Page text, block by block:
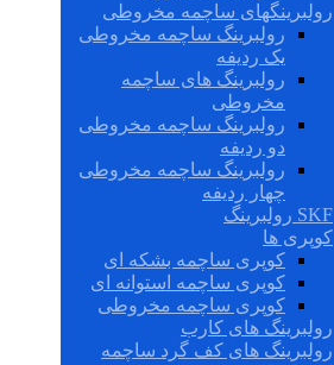
رولبرینگهای ساچمه مخروطی
رولبرینگ ساچمه مخروطی
یک ردیفه
رولبرینگ های ساچمه
مخروطی
رولبرینگ ساچمه مخروطی
دو ردیفه
رولبرینگ ساچمه مخروطی
چهار ردیفه
SKF رولبرینگ
کوپری ها
کوپری ساچمه بشکه ای
کوپری ساچمه استوانه ای
کوپری ساچمه مخروطی
رولبرینگ های کارب
رولبرینگ های کف گرد ساچمه